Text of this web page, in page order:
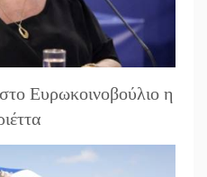
Ευρωκοινοβούλιο η